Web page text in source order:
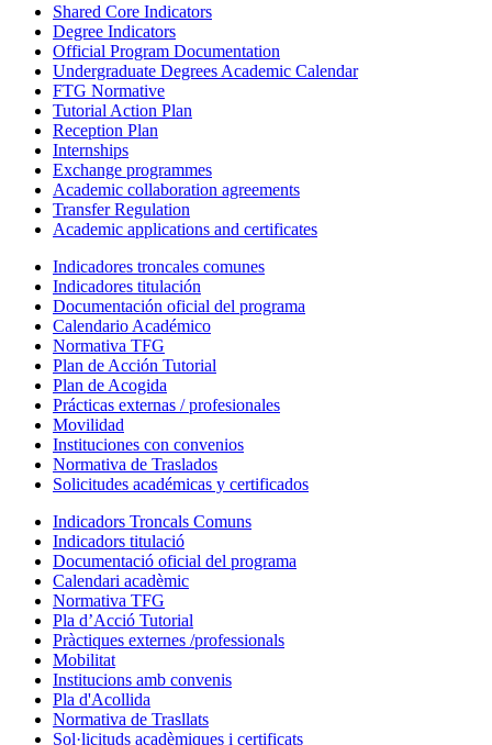
Shared Core Indicators
Degree Indicators
Official Program Documentation
Undergraduate Degrees Academic Calendar
FTG Normative
Tutorial Action Plan
Reception Plan
Internships
Exchange programmes
Academic collaboration agreements
Transfer Regulation
Academic applications and certificates
Indicadores troncales comunes
Indicadores titulación
Documentación oficial del programa
Calendario Académico
Normativa TFG
Plan de Acción Tutorial
Plan de Acogida
Prácticas externas / profesionales
Movilidad
Instituciones con convenios
Normativa de Traslados
Solicitudes académicas y certificados
Indicadors Troncals Comuns
Indicadors titulació
Documentació oficial del programa
Calendari acadèmic
Normativa TFG
Pla d’Acció Tutorial
Pràctiques externes /professionals
Mobilitat
Institucions amb convenis
Pla d'Acollida
Normativa de Trasllats
Sol·licituds acadèmiques i certificats